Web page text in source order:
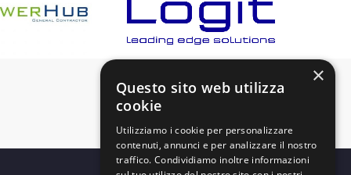
×
Questo sito web utilizza
cookie
Utilizziamo i cookie per personalizzare
contenuti, annunci e per analizzare il nostro
traffico. Condividiamo inoltre informazioni